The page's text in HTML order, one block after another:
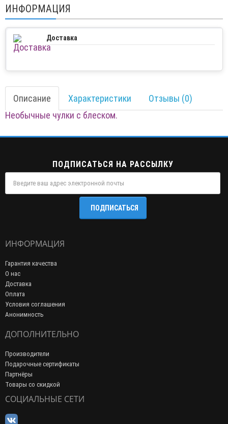
ИНФОРМАЦИЯ
Доставка
Описание Характеристики
Отзывы (0)
Необычные чулки с блеском.
ПОДПИСАТЬСЯ НА РАССЫЛКУ
ПОДПИСАТЬСЯ
ИНФОРМАЦИЯ
Гарантия качества
О нас
Доставка
Оплата
Условия соглашения
Анонимность
ДОПОЛНИТЕЛЬНО
Производители
Подарочные сертификаты
Партнёры
Товары со скидкой
СОЦИАЛЬНЫЕ СЕТИ